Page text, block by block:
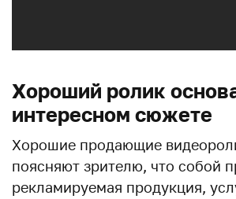
Хороший ролик
интересном сюжете
Хорошие продающие
поясняют зрителю, что собой
рекламируемая продукция,